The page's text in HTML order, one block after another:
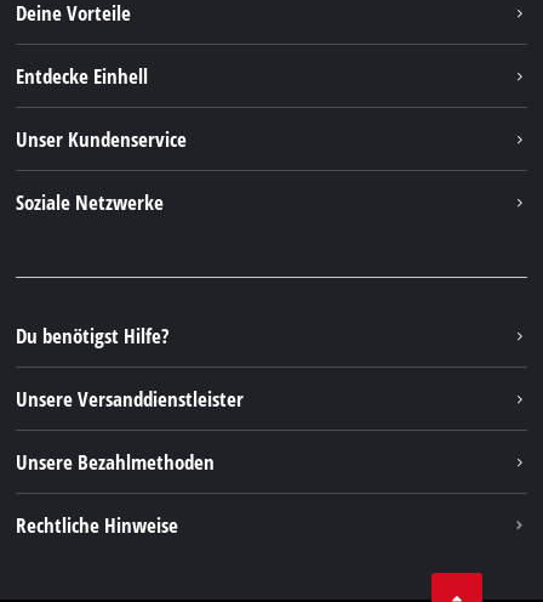
Deine Vorteile
Entdecke Einhell
Nachhaltigkeit
Unser Kundenservice
FAQs
Rücksendungen / Widerruf
Verpackungsrichtlinien
Hinweise zur Batterieentsorgung
Vertrag widerrufen
Soziale Netzwerke
Instagram
TikTok
Pinterest
Linkedin
Du benötigst Hilfe?
Unsere Versanddienstleister
Unsere Bezahlmethoden
Rechtliche Hinweise